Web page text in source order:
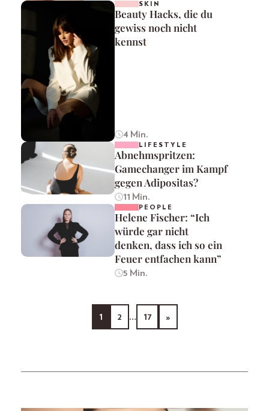
SKIN
Beauty Hacks, die du
gewiss noch nicht
kennst
4 Min.
LIFESTYLE
Abnehmspritzen:
Gamechanger im Kampf
gegen Adipositas?
11 Min.
PEOPLE
Helene Fischer: “Ich
würde gar nicht
denken, dass ich so ein
Feuer entfachen kann”
5 Min.
1 2 … 17 »